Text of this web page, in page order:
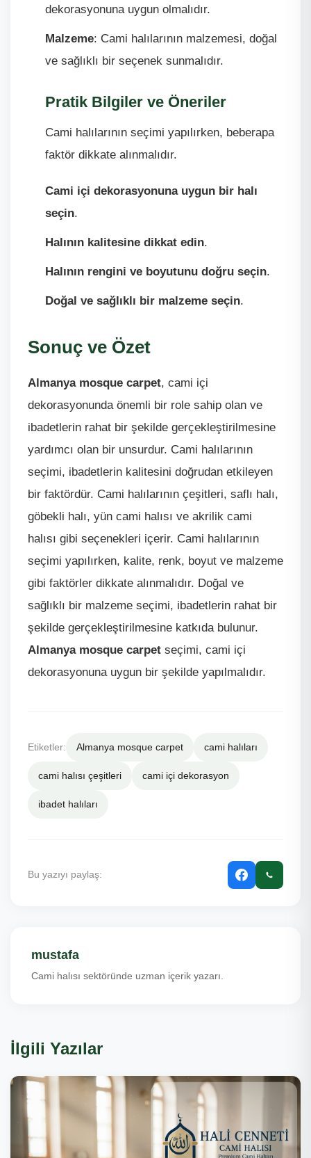
dekorasyonuna uygun olmalıdır.
Malzeme: Cami halılarının malzemesi, doğal
ve sağlıklı bir seçenek sunmalıdır.
Pratik Bilgiler ve Öneriler
Cami halılarının seçimi yapılırken, beberapa
faktör dikkate alınmalıdır.
Cami içi dekorasyonuna uygun bir halı
seçin.
Halının kalitesine dikkat edin.
Halının rengini ve boyutunu doğru seçin.
Doğal ve sağlıklı bir malzeme seçin.
Sonuç ve Özet
Almanya mosque carpet, cami içi
dekorasyonunda önemli bir role sahip olan ve
ibadetlerin rahat bir şekilde gerçekleştirilmesine
yardımcı olan bir unsurdur. Cami halılarının
seçimi, ibadetlerin kalitesini doğrudan etkileyen
bir faktördür. Cami halılarının çeşitleri, saflı halı,
göbekli halı, yün cami halısı ve akrilik cami
halısı gibi seçenekleri içerir. Cami halılarının
seçimi yapılırken, kalite, renk, boyut ve malzeme
gibi faktörler dikkate alınmalıdır. Doğal ve
sağlıklı bir malzeme seçimi, ibadetlerin rahat bir
şekilde gerçekleştirilmesine katkıda bulunur.
Almanya mosque carpet seçimi, cami içi
dekorasyonuna uygun bir şekilde yapılmalıdır.
Etiketler: Almanya mosque carpet cami halıları
cami halısı çeşitleri cami içi dekorasyon
ibadet halıları
Bu yazıyı paylaş:
mustafa
Cami halısı sektöründe uzman içerik yazarı.
İlgili Yazılar